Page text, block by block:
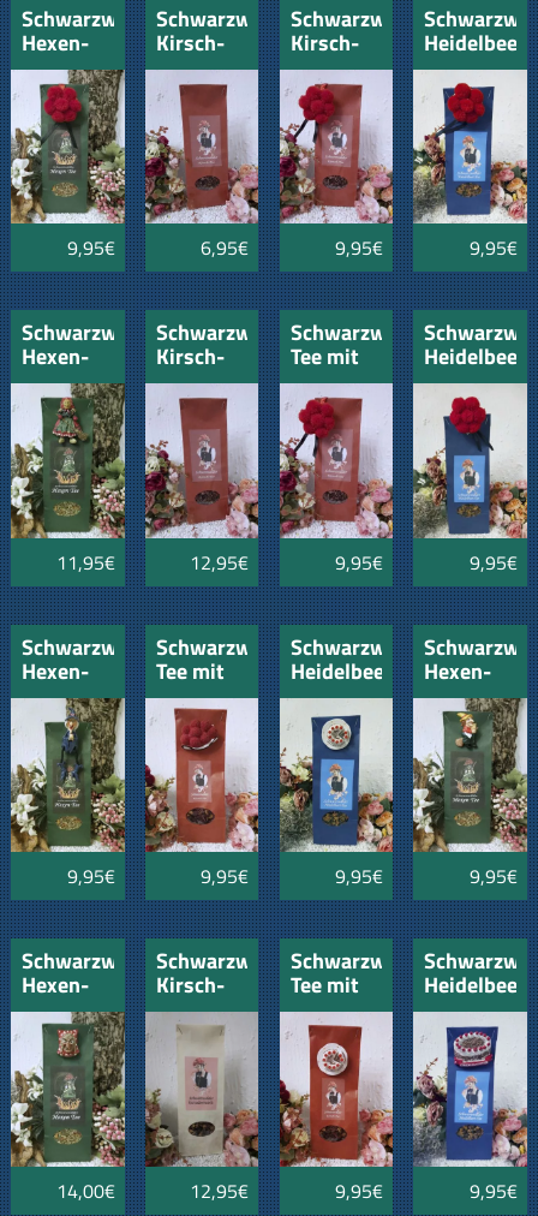
Schwarzwälder
Hexen-
Tee mit
Bollenhut
9,95€
Schwarzwälder
Kirsch-
Tee
100gr
6,95€
Schwarzwälder
Kirsch-
Tee mit
Bollenhut
9,95€
Heidelbeer-
Tee mit
Bollenhut
9,95€
Schwarzwälder
Hexen-
Tee mit
Hexenfigur
11,95€
Schwarzwälder
Kirsch-
Tee
200gr
12,95€
Schwarzwald-
Tee mit
Bollenhut-
Klammer
und
Nadel
9,95€
Heidelbeer-
Mit
Bollenhut
Klammer
und
Nadel
9,95€
Schwarzwälder
Hexen-
Tee mit
Schlamperhexe
9,95€
Schwarzwald-
Tee mit
Bollenhut
Schwarzwald
9,95€
Schwarzwälder
Heidelbeer
mit
Schwarzwälder
Kirschtorte
9,95€
Hexen-
Tee mit
kleiner
Hexe
9,95€
Schwarzwälder
Hexen-
Tee mit
Schwarzwald-
Hexe
14,00€
Schwarzwälder
Kirsch-
Sanddorn-
Tee
200gr
12,95€
Schwarzwald-
Tee mit
Schwarzwälder
Kirschtorte
9,95€
Heidelbeer
mit
Kirsch-
Torte
9,95€